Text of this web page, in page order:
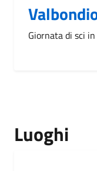
Giornata di sci
Luoghi